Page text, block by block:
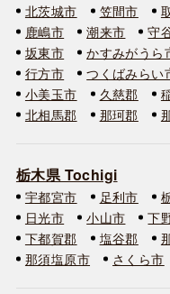
北茨城市
笠間市
鹿嶋市
潮来市 守
坂東市
かすみがうら
行方市
つくばみらい
小美玉市
久慈郡
北相馬郡
那珂郡
栃木県 Tochigi
宇都宮市 足利市
日光市
小山市 下
下都賀郡
塩谷郡
那須塩原市
さくら市